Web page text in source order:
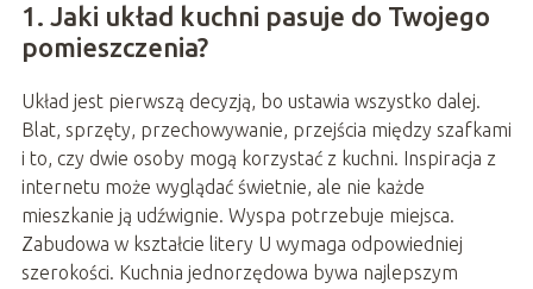
1. Jaki układ kuchni pasuje do Twojego
pomieszczenia?
Układ jest pierwszą decyzją, bo ustawia wszystko dalej.
Blat, sprzęty, przechowywanie, przejścia między szafkami
i to, czy dwie osoby mogą korzystać z kuchni. Inspiracja z
internetu może wyglądać świetnie, ale nie każde
mieszkanie ją udźwignie. Wyspa potrzebuje miejsca.
Zabudowa w kształcie litery U wymaga odpowiedniej
szerokości. Kuchnia jednorzędowa bywa najlepszym